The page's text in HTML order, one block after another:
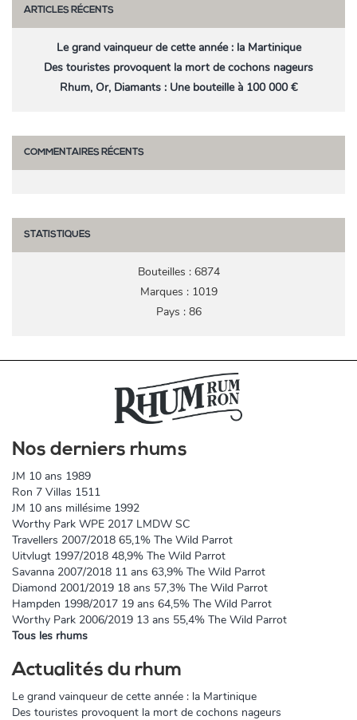
ARTICLES RÉCENTS
Le grand vainqueur de cette année : la Martinique
Des touristes provoquent la mort de cochons nageurs
Rhum, Or, Diamants : Une bouteille à 100 000 €
COMMENTAIRES RÉCENTS
STATISTIQUES
Bouteilles : 6874
Marques : 1019
Pays : 86
Nos derniers rhums
JM 10 ans 1989
Ron 7 Villas 1511
JM 10 ans millésime 1992
Worthy Park WPE 2017 LMDW SC
Travellers 2007/2018 65,1% The Wild Parrot
Uitvlugt 1997/2018 48,9% The Wild Parrot
Savanna 2007/2018 11 ans 63,9% The Wild Parrot
Diamond 2001/2019 18 ans 57,3% The Wild Parrot
Hampden 1998/2017 19 ans 64,5% The Wild Parrot
Worthy Park 2006/2019 13 ans 55,4% The Wild Parrot
Tous les rhums
Actualités du rhum
Le grand vainqueur de cette année : la Martinique
Des touristes provoquent la mort de cochons nageurs